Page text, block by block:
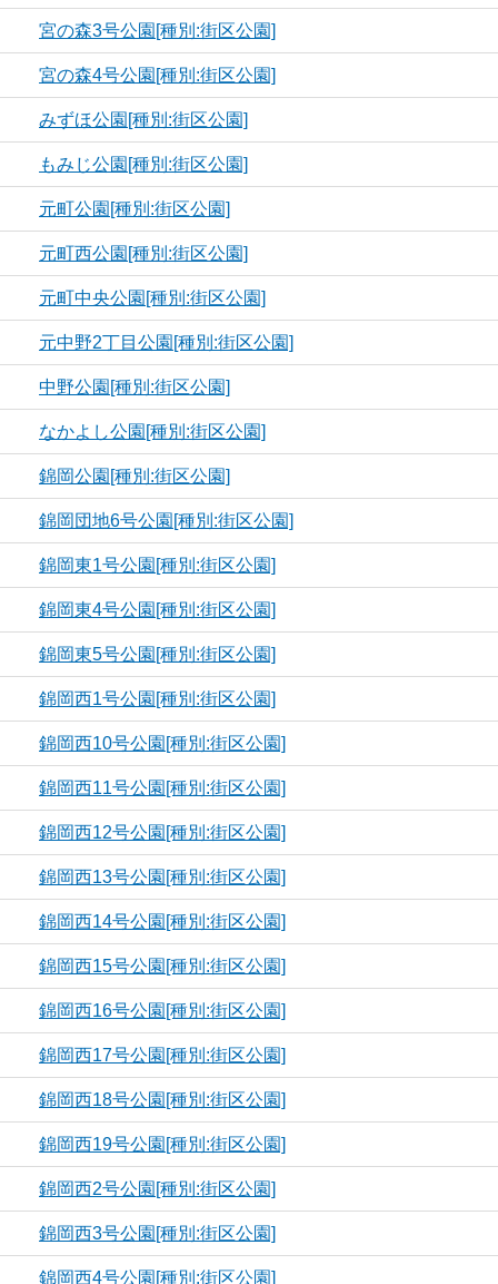
宮の森3号公園[種別:街区公園]
宮の森4号公園[種別:街区公園]
みずほ公園[種別:街区公園]
もみじ公園[種別:街区公園]
元町公園[種別:街区公園]
元町西公園[種別:街区公園]
元町中央公園[種別:街区公園]
元中野2丁目公園[種別:街区公園]
中野公園[種別:街区公園]
なかよし公園[種別:街区公園]
錦岡公園[種別:街区公園]
錦岡団地6号公園[種別:街区公園]
錦岡東1号公園[種別:街区公園]
錦岡東4号公園[種別:街区公園]
錦岡東5号公園[種別:街区公園]
錦岡西1号公園[種別:街区公園]
錦岡西10号公園[種別:街区公園]
錦岡西11号公園[種別:街区公園]
錦岡西12号公園[種別:街区公園]
錦岡西13号公園[種別:街区公園]
錦岡西14号公園[種別:街区公園]
錦岡西15号公園[種別:街区公園]
錦岡西16号公園[種別:街区公園]
錦岡西17号公園[種別:街区公園]
錦岡西18号公園[種別:街区公園]
錦岡西19号公園[種別:街区公園]
錦岡西2号公園[種別:街区公園]
錦岡西3号公園[種別:街区公園]
錦岡西4号公園[種別:街区公園]